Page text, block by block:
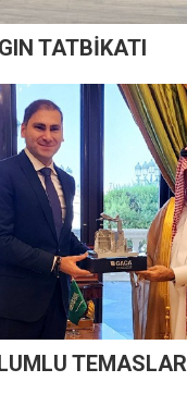
TATBİKATI
TEMASLAR